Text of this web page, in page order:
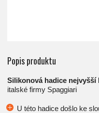
Popis produktu
Silikonová hadice nejvyšší
italské firmy Spaggiari
U této hadice došlo ke